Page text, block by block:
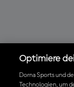
Optimiere
Dorna Sports und
Technologien, um